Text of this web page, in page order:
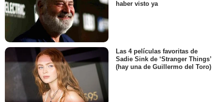
haber visto ya
Las 4 películas favoritas de
Sadie Sink de ‘Stranger Things’
(hay una de Guillermo del Toro)